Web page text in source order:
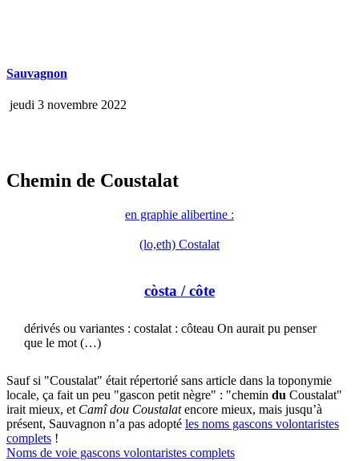
Sauvagnon
jeudi 3 novembre 2022
Chemin de Coustalat
en graphie alibertine :
(lo,eth) Costalat
còsta / côte
dérivés ou variantes : costalat : côteau On aurait pu penser
que le mot (…)
Sauf si "Coustalat" était répertorié sans article dans la toponymie
locale, ça fait un peu "gascon petit nègre" : "chemin du Coustalat"
irait mieux, et Camî dou Coustalatencore mieux, mais jusqu’à
présent, Sauvagnon n’a pas adopté les noms gascons volontaristes
complets !
Noms de voie gascons volontaristes complets